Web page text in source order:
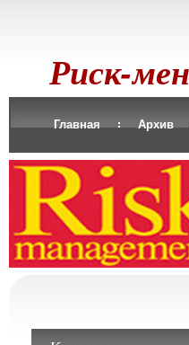
Риск-
Главная Архив